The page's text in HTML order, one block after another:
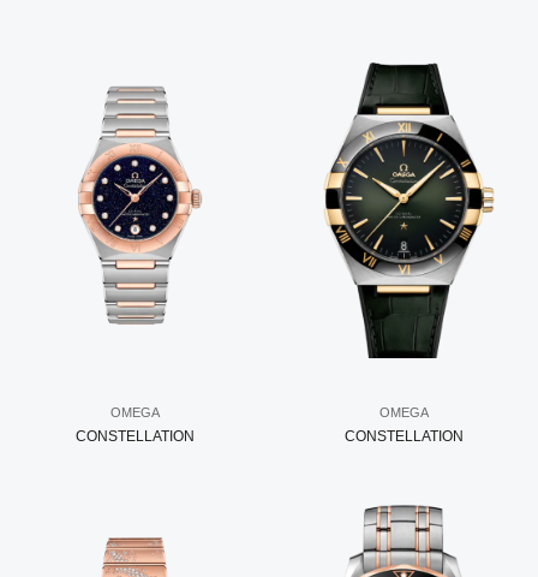
OMEGA
CONSTELLATION
OMEGA
CONSTELLATION